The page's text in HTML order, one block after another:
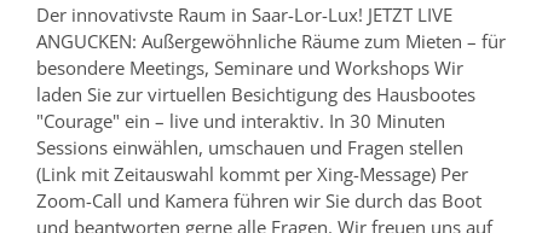
Der innovativste Raum in Saar-Lor-Lux! JETZT LIVE
ANGUCKEN: Außergewöhnliche Räume zum Mieten – für
besondere Meetings, Seminare und Workshops Wir
laden Sie zur virtuellen Besichtigung des Hausbootes
"Courage" ein – live und interaktiv. In 30 Minuten
Sessions einwählen, umschauen und Fragen stellen
(Link mit Zeitauswahl kommt per Xing-Message) Per
Zoom-Call und Kamera führen wir Sie durch das Boot
und beantworten gerne alle Fragen. Wir freuen uns auf